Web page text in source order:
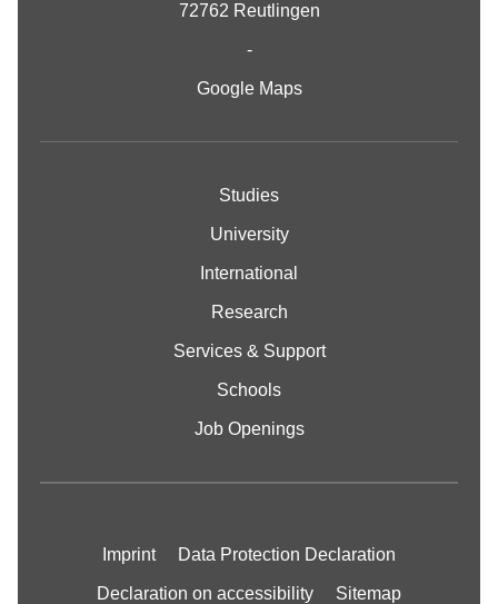
72762 Reutlingen
-
Google Maps
Studies
University
International
Research
Services & Support
Schools
Job Openings
Imprint Data Protection Declaration
Declaration on accessibility Sitemap